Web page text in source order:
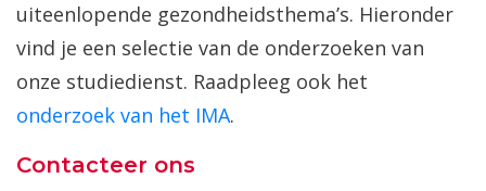
uiteenlopende gezondheidsthema’s. Hieronder
vind je een selectie van de onderzoeken van
onze studiedienst. Raadpleeg ook het
onderzoek van het IMA.
Contacteer ons